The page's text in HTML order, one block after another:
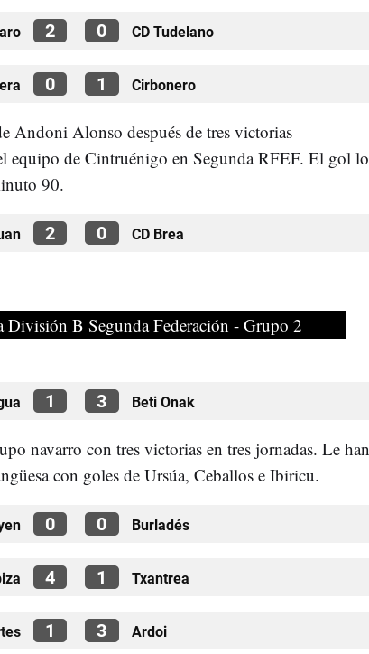
2 0 CD Tudelano
0 1 Cirbonero
Andoni Alonso después de tres victorias
equipo de Cintruénigo en Segunda RFEF. El gol lo
90.
2 0 CD Brea
División B Segunda Federación - Grupo 2
1 3 Beti Onak
navarro con tres victorias en tres jornadas. Le han
con goles de Ursúa, Ceballos e Ibiricu.
0 0 Burladés
4 1 Txantrea
1 3 Ardoi